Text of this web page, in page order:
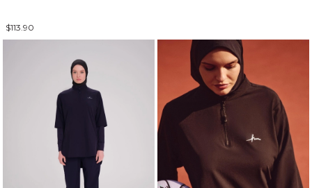
$113.90